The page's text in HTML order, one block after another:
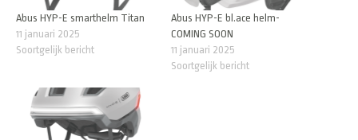
Abus HYP-E smarthelm Titan
11 januari 2025
Soortgelijk bericht
Abus HYP-E bl.ace helm-
COMING SOON
11 januari 2025
Soortgelijk bericht